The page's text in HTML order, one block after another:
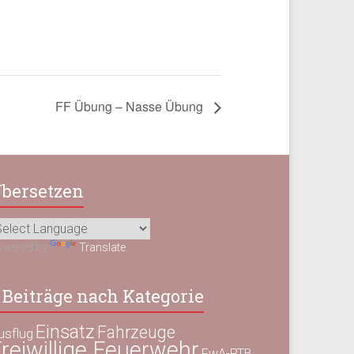
FF Übung – Nasse Übung
by Translate
Beiträge nach Kategorie
Einsatz Fahrzeuge